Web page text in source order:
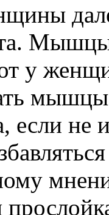
у
мышцы
если не